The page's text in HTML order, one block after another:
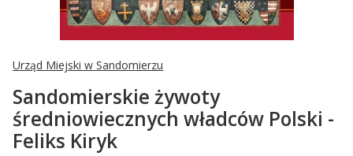
Urząd Miejski w Sandomierzu
Sandomierskie żywoty
średniowiecznych władców Polski -
Feliks Kiryk